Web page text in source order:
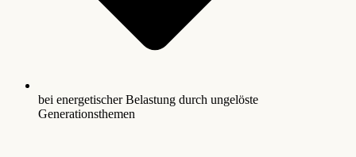
bei energetischer Belastung durch ungelöste
Generationsthemen